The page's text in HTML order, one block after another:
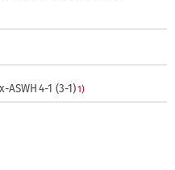
ASWH4-1 (3-1)1)